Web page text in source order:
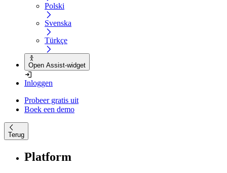
Polski
Svenska
Türkçe
Open Assist-widget
Inloggen
Probeer gratis uit
Boek een demo
Terug
Platform